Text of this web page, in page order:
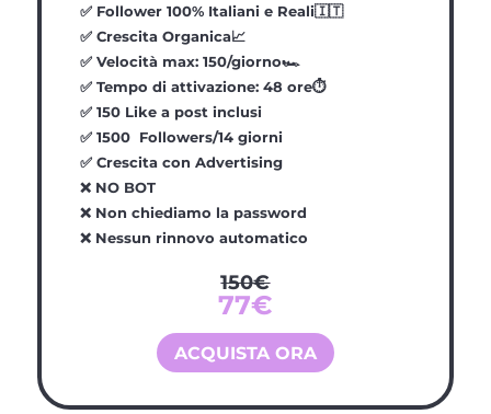
✅Follower 100% Italiani e Reali🇮🇹
✅Crescita Organica📈
✅Velocità max: 150/giorno🏎️
✅Tempo di attivazione: 48 ore⏱️
✅150 Like a post inclusi
✅1500 Followers/14 giorni
✅Crescita con Advertising
❌ NO BOT
❌ Non chiediamo la password
❌ Nessun rinnovo automatico
150€
77€
ACQUISTA ORA